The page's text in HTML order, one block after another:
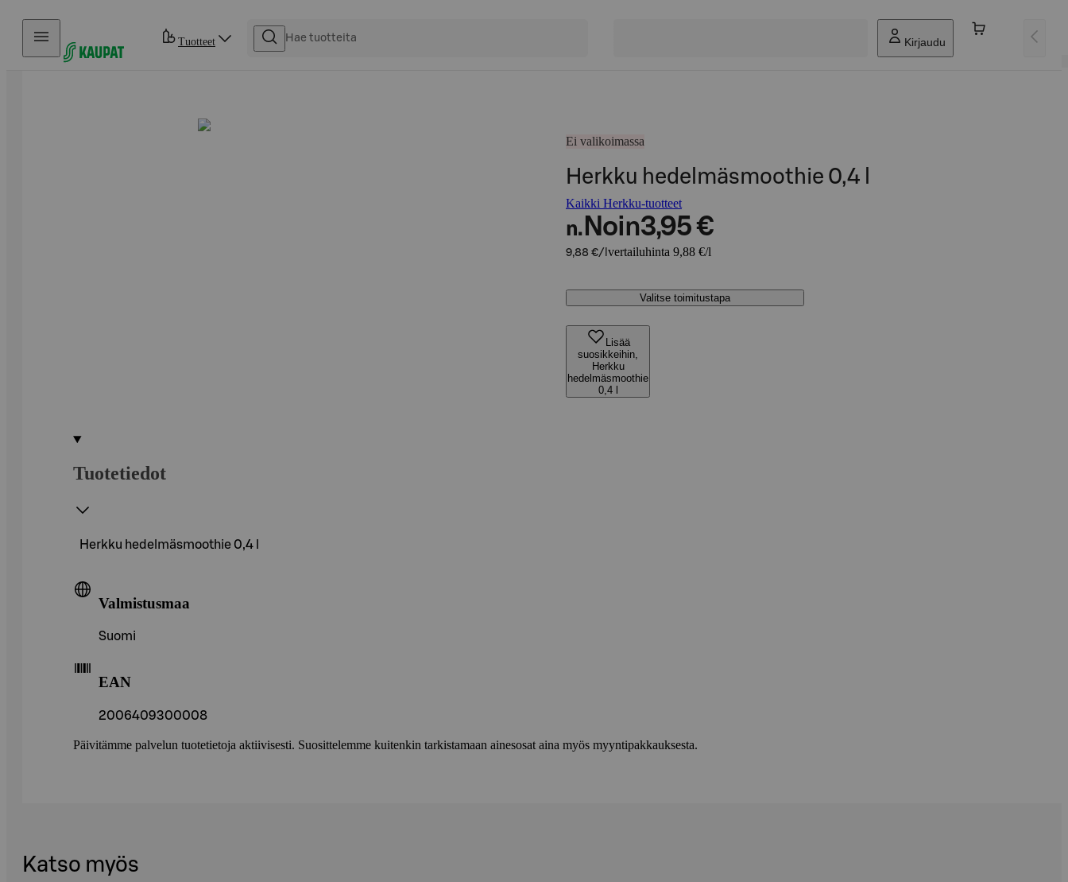
Hyppää sisältöön
Tuotteet Kirjaudu
Ei valikoimassa
Herkku hedelmäsmoothie 0,4 l
Kaikki Herkku-tuotteet
n. Noin3,95 €
9,88 €/l vertailuhinta 9,88 €/l
Valitse toimitustapa
Lisää
suosikkeihin,
Herkku
hedelmäsmoothie
0,4 l
Tuotetiedot
Herkku hedelmäsmoothie 0,4 l
Valmistusmaa
Suomi
EAN
2006409300008
Päivitämme palvelun tuotetietoja aktiivisesti. Suosittelemme kuitenkin tarkistamaan ainesosat aina myös myyntipakkauksesta.
Katso myös